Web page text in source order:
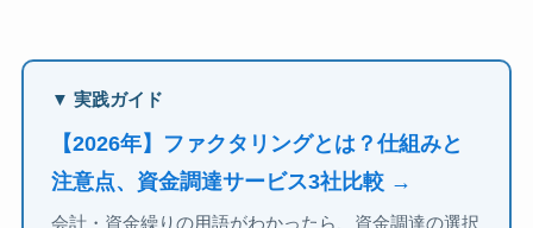
▼ 実践ガイド
【2026年】ファクタリングとは？仕組みと
注意点、資金調達サービス3社比較 →
会計・資金繰りの用語がわかったら、資金調達の選択